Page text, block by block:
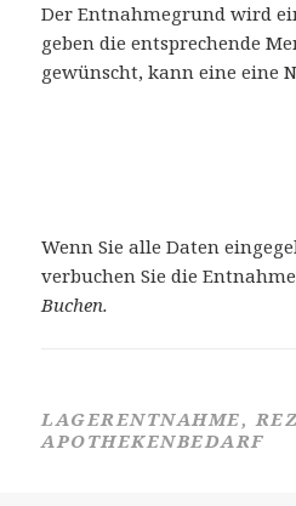
Der Entnahmegrund wird
geben die entsprechende
gewünscht, kann eine eine
Wenn Sie alle Daten
verbuchen Sie die
Buchen.
LAGERENTNAHME,
APOTHEKENBEDARF